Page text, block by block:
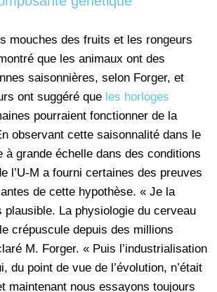
mouches des fruits et les rongeurs
que les animaux ont des
saisonnières, selon Forger, et
ont suggéré que les horloges
pourraient fonctionner de la
observant cette saisonnalité dans le
à grande échelle dans des conditions
l’U-M a fourni certaines des preuves
de cette hypothèse. « Je la
plausible. La physiologie du cerveau
crépuscule depuis des millions
M. Forger. « Puis l’industrialisation
du point de vue de l’évolution, n’était
maintenant nous essayons toujours